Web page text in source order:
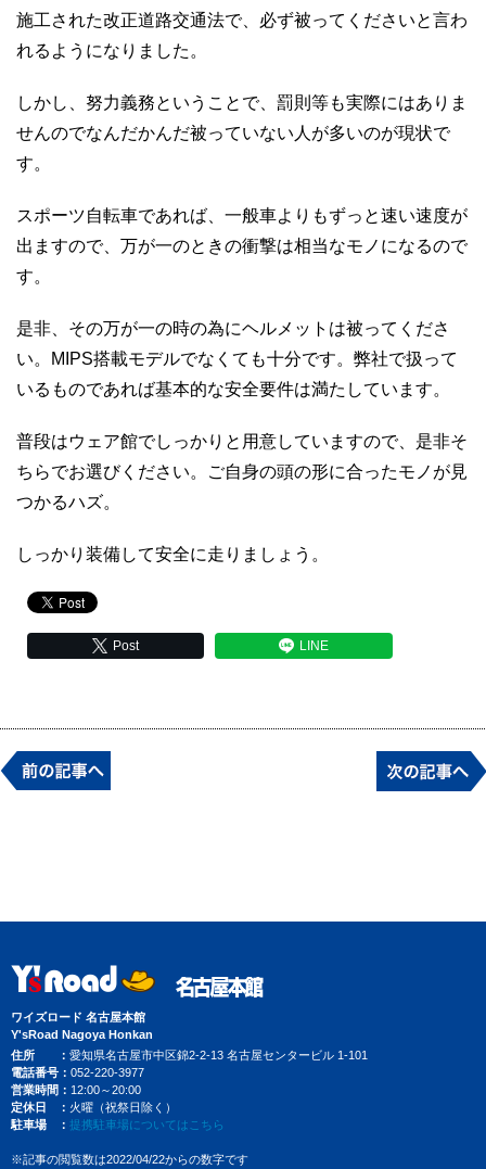
施工された改正道路交通法で、必ず被ってくださいと言わ
れるようになりました。
しかし、努力義務ということで、罰則等も実際にはありま
せんのでなんだかんだ被っていない人が多いのが現状で
す。
スポーツ自転車であれば、一般車よりもずっと速い速度が
出ますので、万が一のときの衝撃は相当なモノになるので
す。
是非、その万が一の時の為にヘルメットは被ってくださ
い。MIPS搭載モデルでなくても十分です。弊社で扱って
いるものであれば基本的な安全要件は満たしています。
普段はウェア館でしっかりと用意していますので、是非そ
ちらでお選びください。ご自身の頭の形に合ったモノが見
つかるハズ。
しっかり装備して安全に走りましょう。
Post LINE
ワイズロード 名古屋本館
Y'sRoad Nagoya Honkan
住所
愛知県名古屋市中区錦2-2-13 名古屋センタービル 1-101
電話番号
052-220-3977
営業時間
12:00～20:00
定休日
火曜（祝祭日除く）
駐車場
提携駐車場についてはこちら
※記事の閲覧数は2022/04/22からの数字です